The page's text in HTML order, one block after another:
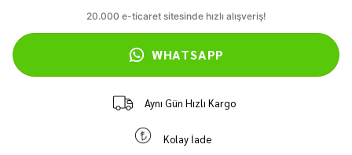
WHATSAPP
Aynı Gün Hızlı Kargo
Kolay İade